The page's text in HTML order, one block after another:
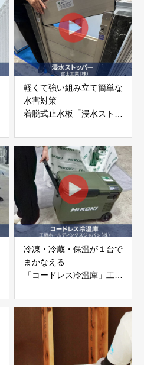
軽くて強い組み立て簡単な
水害対策
着脱式止水板「浸水ストッ
富士工業株式会社
冷凍・冷蔵・保温が１台で
まかなえる
「コードレス冷温庫」工機
株式会社